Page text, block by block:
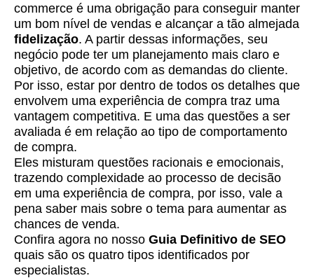
commerce é uma obrigação para conseguir manter
um bom nível de vendas e alcançar a tão almejada
fidelização. A partir dessas informações, seu
negócio pode ter um planejamento mais claro e
objetivo, de acordo com as demandas do cliente.
Por isso, estar por dentro de todos os detalhes que
envolvem uma experiência de compra traz uma
vantagem competitiva. E uma das questões a ser
avaliada é em relação ao tipo de comportamento
de compra.
Eles misturam questões racionais e emocionais,
trazendo complexidade ao processo de decisão
em uma experiência de compra, por isso, vale a
pena saber mais sobre o tema para aumentar as
chances de venda.
Confira agora no nosso Guia Definitivo de SEO
quais são os quatro tipos identificados por
especialistas.